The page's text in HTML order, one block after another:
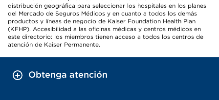
distribución geográfica para seleccionar los hospitales en los planes
del Mercado de Seguros Médicos y en cuanto a todos los demás
productos y líneas de negocio de Kaiser Foundation Health Plan
(KFHP). Accesibilidad a las oficinas médicas y centros médicos en
este directorio: los miembros tienen acceso a todos los centros de
atención de Kaiser Permanente.
Obtenga atención